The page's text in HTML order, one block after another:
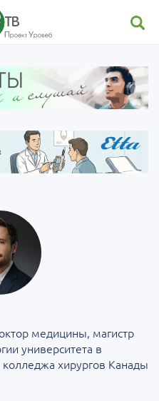
медицины, магистр
университета в
хирургов Канады